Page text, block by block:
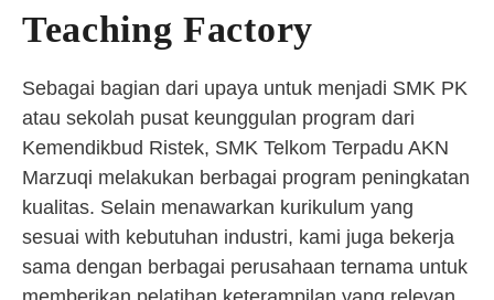
Teaching Factory
Sebagai bagian dari upaya untuk menjadi SMK PK
atau sekolah pusat keunggulan program dari
Kemendikbud Ristek, SMK Telkom Terpadu AKN
Marzuqi melakukan berbagai program peningkatan
kualitas. Selain menawarkan kurikulum yang
sesuai with kebutuhan industri, kami juga bekerja
sama dengan berbagai perusahaan ternama untuk